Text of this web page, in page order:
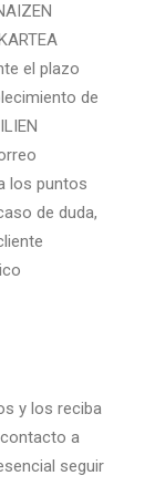
el plazo
de
los puntos
de duda,
y los reciba
a
seguir